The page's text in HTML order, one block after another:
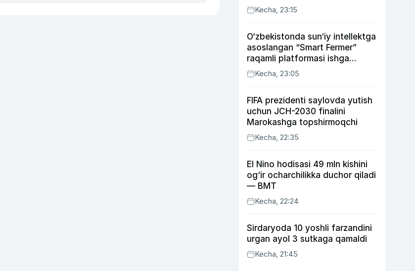
belgilash boshlandi
Kecha, 23:15
O‘zbekistonda sun‘iy intellektga
asoslangan “Smart Fermer”
raqamli platformasi ishga
tushiriladi
Kecha, 23:05
FIFA prezidenti saylovda yutish
uchun JCH-2030 finalini
Marokashga topshirmoqchi
Kecha, 22:35
El Nino hodisasi 49 mln kishini
og‘ir ocharchilikka duchor qiladi
— BMT
Kecha, 22:24
Sirdaryoda 10 yoshli farzandini
urgan ayol 3 sutkaga qamaldi
Kecha, 21:45